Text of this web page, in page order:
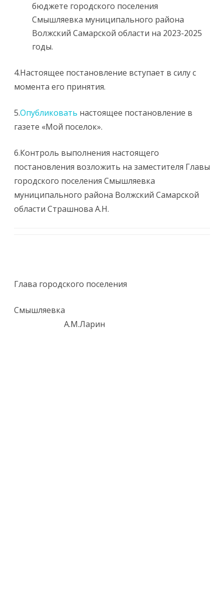
бюджете городского поселения
Смышляевка муниципального района
Волжский Самарской области на 2023-2025
годы.
4.Настоящее постановление вступает в силу с
момента его принятия.
5.Опубликовать настоящее постановление в
газете «Мой поселок».
6.Контроль выполнения настоящего
постановления возложить на заместителя Главы
городского поселения Смышляевка
муниципального района Волжский Самарской
области Страшнова А.Н.
Глава городского поселения
Смышляевка
А.М.Ларин